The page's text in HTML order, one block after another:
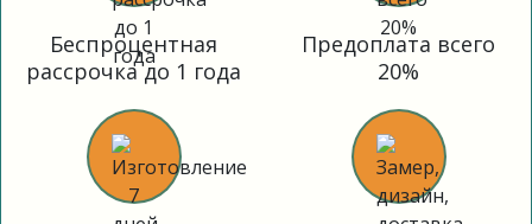
Беспроцентная
рассрочка до 1 года
Предоплата всего
20%